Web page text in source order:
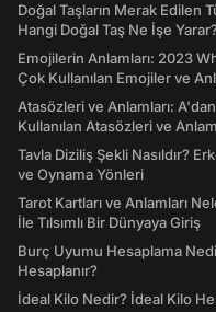
Doğal Taşların Merak Edilen
Hangi Doğal Taş Ne İşe Yarar?
Emojilerin Anlamları: 2023
Çok Kullanılan Emojiler ve
Atasözleri ve Anlamları:
Kullanılan Atasözleri ve
Tavla Diziliş Şekli Nasıldır?
ve Oynama Yönleri
Tarot Kartları ve Anlamları
İle Tılsımlı Bir Dünyaya Giriş
Burç Uyumu Hesaplama
Hesaplanır?
İdeal Kilo Nedir? İdeal Kilo